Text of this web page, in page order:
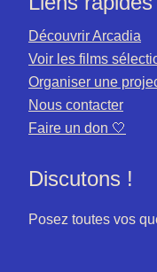
Découvrir Arcadia
Voir les films
Organiser une
Nous contacter
Faire un don 🤍
Discutons !
Posez toutes vos